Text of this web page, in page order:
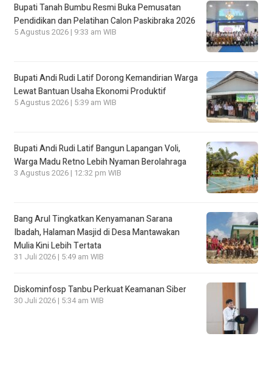
Bupati Tanah Bumbu Resmi Buka Pemusatan
Pendidikan dan Pelatihan Calon Paskibraka 2026
5 Agustus 2026 | 9:33 am WIB
Bupati Andi Rudi Latif Dorong Kemandirian Warga
Lewat Bantuan Usaha Ekonomi Produktif
5 Agustus 2026 | 5:39 am WIB
Bupati Andi Rudi Latif Bangun Lapangan Voli,
Warga Madu Retno Lebih Nyaman Berolahraga
3 Agustus 2026 | 12:32 pm WIB
Bang Arul Tingkatkan Kenyamanan Sarana
Ibadah, Halaman Masjid di Desa Mantawakan
Mulia Kini Lebih Tertata
31 Juli 2026 | 5:49 am WIB
Diskominfosp Tanbu Perkuat Keamanan Siber
30 Juli 2026 | 5:34 am WIB